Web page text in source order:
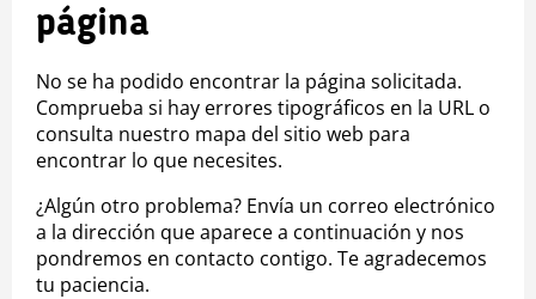
página
No se ha podido encontrar la página solicitada.
Comprueba si hay errores tipográficos en la URL o
consulta nuestro mapa del sitio web para
encontrar lo que necesites.
¿Algún otro problema? Envía un correo electrónico
a la dirección que aparece a continuación y nos
pondremos en contacto contigo. Te agradecemos
tu paciencia.